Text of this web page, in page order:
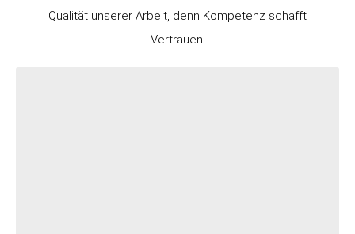
Qualität unserer Arbeit, denn Kompetenz schafft
Vertrauen.